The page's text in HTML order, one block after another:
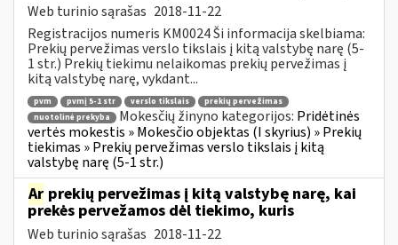
Web turinio sąrašas 2018-11-22
Registracijos numeris KM0024 Ši informacija skelbiama:
Prekių pervežimas verslo tikslais į kitą valstybę narę (5-
1 str.) Prekių tiekimu nelaikomas prekių pervežimas į
kitą valstybę narę, vykdant...
pvm pvmį 5-1 str verslo tikslais
prekių pervežimas
nuotolinė prekyba
Mokesčių žinyno kategorijos: Pridėtinės
vertės mokestis » Mokesčio objektas (I skyrius) » Prekių
tiekimas » Prekių pervežimas verslo tikslais į kitą
valstybę narę (5-1 str.)
Ar prekių pervežimas į kitą valstybę narę, kai
prekės pervežamos dėl tiekimo, kuris
Web turinio sąrašas 2018-11-22